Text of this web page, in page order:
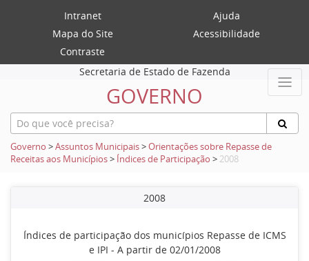
Intranet
Ajuda
Mapa do Site
Acessibilidade
Contraste
Secretaria de Estado de Fazenda
GOVERNO
Governo >Assuntos Municipais>Orientações sobre Repasse de
Receitas aos Municípios> Índices de Participação > 2008
2008
Índices de participação dos municípios Repasse de ICMS
e IPI - A partir de 02/01/2008